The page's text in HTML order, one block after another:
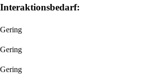
Interaktions­bedarf:
Gering
Gering
Gering